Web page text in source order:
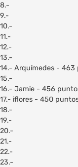
8.-
9.-
10.-
11.-
12.-
13.-
14.- Arquímedes - 463
15.-
16.- Jamie - 456
17.- iflores - 450
18.-
19.-
20.-
21.-
22.-
23.-